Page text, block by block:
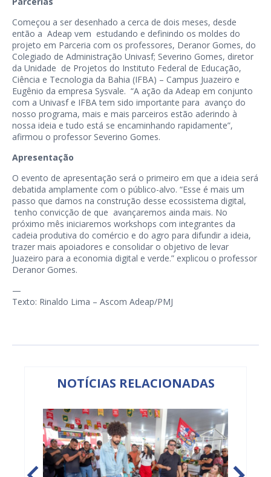
Começou a ser desenhado a cerca de dois meses, desde
então a Adeap vem estudando e definindo os moldes do
projeto em Parceria com os professores, Deranor Gomes, do
Colegiado de Administração Univasf; Severino Gomes, diretor
da Unidade de Projetos do Instituto Federal de Educação,
Ciência e Tecnologia da Bahia (IFBA) – Campus Juazeiro e
Eugênio da empresa Sysvale. “A ação da Adeap em conjunto
com a Univasf e IFBA tem sido importante para avanço do
nosso programa, mais e mais parceiros estão aderindo à
nossa ideia e tudo está se encaminhando rapidamente”,
afirmou o professor Severino Gomes.
Apresentação
O evento de apresentação será o primeiro em que a ideia será
debatida amplamente com o público-alvo. “Esse é mais um
passo que damos na construção desse ecossistema digital,
tenho convicção de que avançaremos ainda mais. No
próximo mês iniciaremos workshops com integrantes da
cadeia produtiva do comércio e do agro para difundir a ideia,
trazer mais apoiadores e consolidar o objetivo de levar
Juazeiro para a economia digital e verde.” explicou o professor
Deranor Gomes.
—
Texto: Rinaldo Lima – Ascom Adeap/PMJ
NOTÍCIAS RELACIONADAS